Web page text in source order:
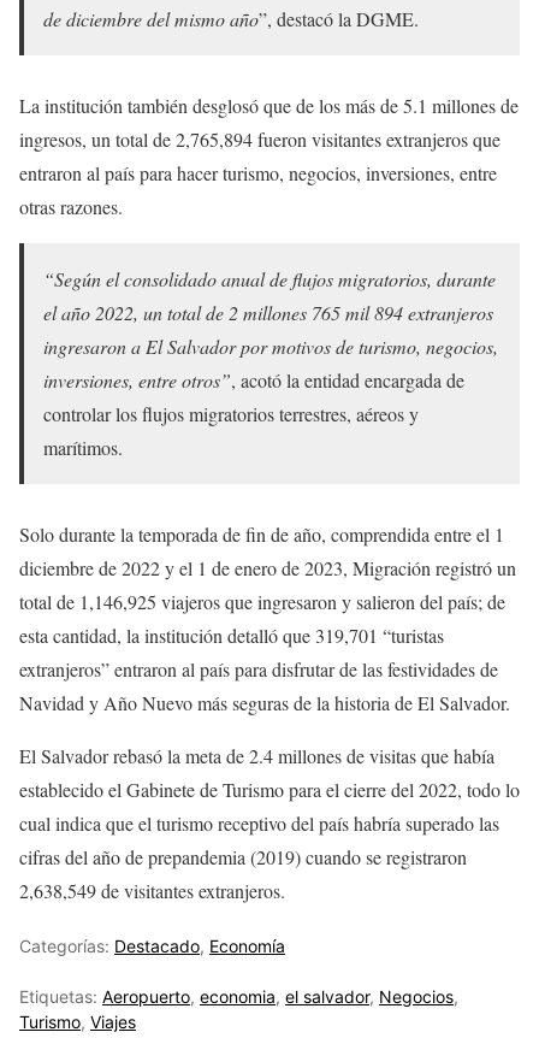
de diciembre del mismo año”, destacó la DGME.
La institución también desglosó que de los más de 5.1 millones de
ingresos, un total de 2,765,894 fueron visitantes extranjeros que
entraron al país para hacer turismo, negocios, inversiones, entre
otras razones.
“Según el consolidado anual de flujos migratorios, durante
el año 2022, un total de 2 millones 765 mil 894 extranjeros
ingresaron a El Salvador por motivos de turismo, negocios,
inversiones, entre otros”, acotó la entidad encargada de
controlar los flujos migratorios terrestres, aéreos y
marítimos.
Solo durante la temporada de fin de año, comprendida entre el 1
diciembre de 2022 y el 1 de enero de 2023, Migración registró un
total de 1,146,925 viajeros que ingresaron y salieron del país; de
esta cantidad, la institución detalló que 319,701 “turistas
extranjeros” entraron al país para disfrutar de las festividades de
Navidad y Año Nuevo más seguras de la historia de El Salvador.
El Salvador rebasó la meta de 2.4 millones de visitas que había
establecido el Gabinete de Turismo para el cierre del 2022, todo lo
cual indica que el turismo receptivo del país habría superado las
cifras del año de prepandemia (2019) cuando se registraron
2,638,549 de visitantes extranjeros.
Categorías: Destacado, Economía
Etiquetas: Aeropuerto, economia, el salvador, Negocios,
Turismo, Viajes